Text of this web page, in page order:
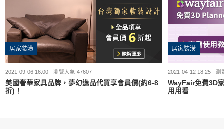
居家裝潢
美國奢華家具品牌，夢幻逸品代買享會員價(約6-8
折)！
2021-09-06 16:00 瀏覽人氣 47607
居家裝潢
WayFair免費3D
用用看
2021-04-12 18:25 瀏